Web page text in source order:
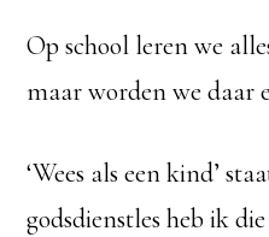
Op school leren we
maar worden we daar
‘Wees als een kind’
godsdienstles heb ik